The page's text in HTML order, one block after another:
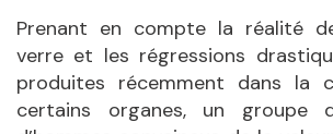
Prenant en compte la réalité
verre et les régressions
produites récemment dans la
certains organes, un groupe